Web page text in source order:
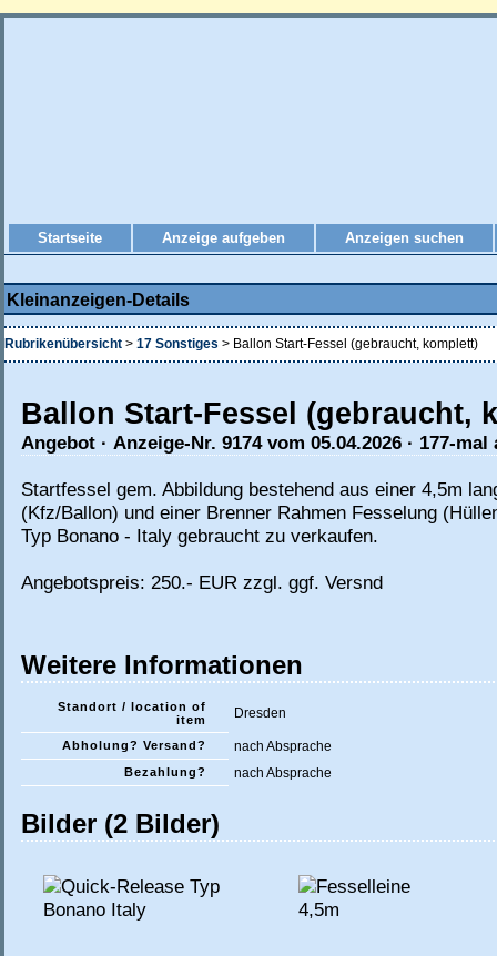
Startseite Anzeige aufgeben Anzeigen suchen
Kleinanzeigen-Details
Rubrikenübersicht > 17 Sonstiges > Ballon Start-Fessel (gebraucht, komplett)
Ballon Start-Fessel (gebraucht,
Angebot · Anzeige-Nr. 9174 vom 05.04.2026 · 177-mal
Startfessel gem. Abbildung bestehend aus einer 4,5m
(Kfz/Ballon) und einer Brenner Rahmen Fesselung
Typ Bonano - Italy gebraucht zu verkaufen.
Angebotspreis: 250.- EUR zzgl. ggf. Versnd
Weitere Informationen
Standort / location of
item
Dresden
Abholung? Versand? nach Absprache
Bezahlung? nach Absprache
Bilder (2 Bilder)